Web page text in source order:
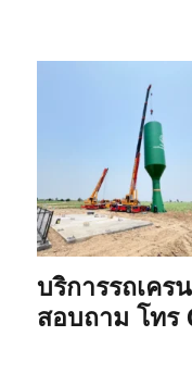
บริการรถเคร
สอบถาม โท